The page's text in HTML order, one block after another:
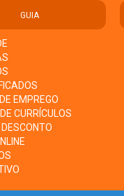
GUIA
EMPREGO
CURRÍCULOS